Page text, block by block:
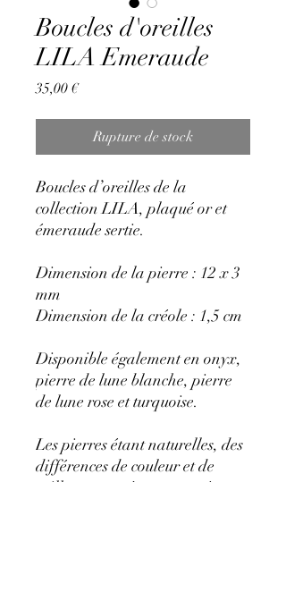
Boucles d'oreilles
LILA Emeraude
35,00 €Prix
Rupture de stock
Boucles d’oreilles de la
collection LILA, plaqué or et
émeraude sertie.
Dimension de la pierre : 12 x 3
mm
Dimension de la créole : 1,5 cm
Disponible également en onyx,
pierre de lune blanche, pierre
de lune rose et turquoise.
Les pierres étant naturelles, des
différences de couleur et de
taille peuvent être constatées.